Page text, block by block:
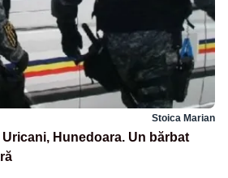
Stoica Marian
Hunedoara. Un bărbat